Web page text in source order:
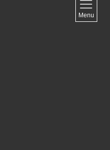
Menu